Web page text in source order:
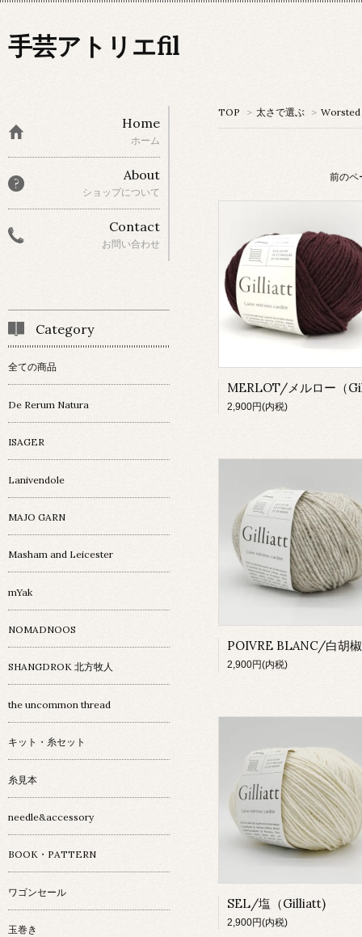
手芸アトリエfil
TOP > 太さで選ぶ > Worsted
前のペ
2,900円(内税)
2,900円(内税)
SEL/塩（Gilliatt)
2,900円(内税)
Home
ホーム
About
ショップについて
Contact
お問い合わせ
Category
全ての商品
De Rerum Natura
ISAGER
Lanivendole
MAJO GARN
Masham and Leicester
mYak
NOMADNOOS
SHANGDROK 北方牧人
the uncommon thread
キット・糸セット
糸見本
needle&accessory
BOOK・PATTERN
ワゴンセール
玉巻き